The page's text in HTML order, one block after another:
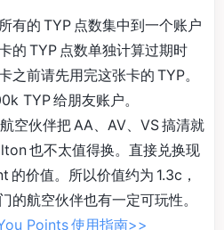
有的 TYP 点数集中到一个账户
的 TYP 点数单独计算过期时
之前请先用完这张卡的 TYP。
TYP 给朋友账户。
空伙伴把 AA、AV、VS 搞清就
也不太值得换。直接兑换现
的价值。所以价值约为 1.3c，
的航空伙伴也有一定可玩性。
Points 使用指南>>